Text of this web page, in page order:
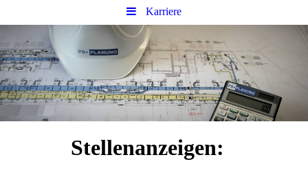
Karriere
Stellenanzeigen: